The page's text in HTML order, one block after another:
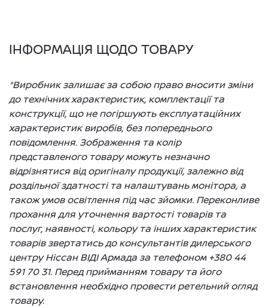
ІНФОРМАЦІЯ ЩОДО ТОВАРУ
*Виробник залишає за собою право вносити зміни
до технічних характеристик, комплектації та
конструкції, що не погіршують експлуатаційних
характеристик виробів, без попереднього
повідомлення. Зображення та колір
представленого товару можуть незначно
відрізнятися від оригіналу продукції, залежно від
роздільної здатності та налаштувань монітора, а
також умов освітлення під час зйомки. Переконливе
прохання для уточнення вартості товарів та
послуг, наявності, кольору та інших характеристик
товарів звертатись до консультантів дилерського
центру Ніссан ВІДІ Армада за телефоном +380 44
591 70 31. Перед прийманням товару та його
встановлення необхідно провести ретельний огляд
товару.